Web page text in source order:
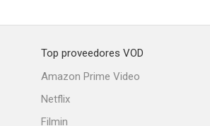
Top proveedores VOD
Amazon Prime Video
Netflix
Filmin